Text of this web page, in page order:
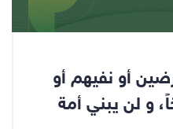
أو نفيهم أو
و لن يبني أمة